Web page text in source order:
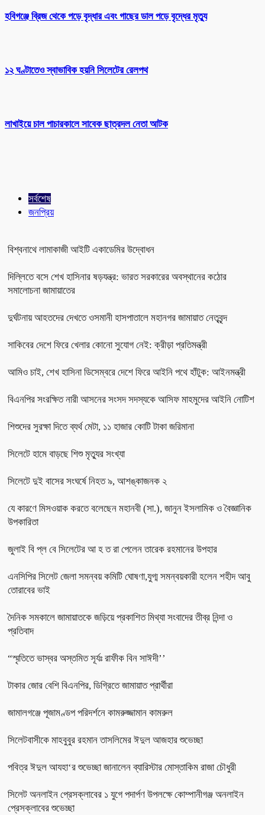
হবিগঞ্জে ব্রিজ থেকে পড়ে বৃদ্ধার এবং গাছের ডাল পড়ে বৃদ্ধের মৃত্যু
১২ ঘণ্টাতেও স্বাভাবিক হয়নি সিলেটের রেলপথ
লাখাইয়ে চাল পাচারকালে সাবেক ছাত্রদল নেতা আটক
সর্বশেষ
জনপ্রিয়
বিশ্বনাথে লামাকাজী আইটি একাডেমির উদ্বোধন
দিল্লিতে বসে শেখ হাসিনার ষড়যন্ত্র: ভারত সরকারের অবস্থানের কঠোর
সমালোচনা জামায়াতের
দুর্ঘটনায় আহতদের দেখতে ওসমানী হাসপাতালে মহানগর জামায়াত নেতৃবৃন্দ
সাকিবের দেশে ফিরে খেলার কোনো সুযোগ নেই: ক্রীড়া প্রতিমন্ত্রী
আমিও চাই, শেখ হাসিনা ডিসেম্বরে দেশে ফিরে আইনি পথে হাঁটুক: আইনমন্ত্রী
বিএনপির সংরক্ষিত নারী আসনের সংসদ সদস্যকে আসিফ মাহমুদের আইনি নোটিশ
শিশুদের সুরক্ষা দিতে ব্যর্থ মেটা, ১১ হাজার কোটি টাকা জরিমানা
সিলেটে হামে বাড়ছে শিশু মৃত্যুর সংখ্যা
সিলেটে দুই বাসের সংঘর্ষে নিহত ৯, আশঙ্কাজনক ২
যে কারণে মিসওয়াক করতে বলেছেন মহানবী (সা.), জানুন ইসলামিক ও বৈজ্ঞানিক
উপকারিতা
জুলাই বি প্ল বে সিলেটের আ হ ত রা পেলেন তারেক রহমানের উপহার
এনসিপির সিলেট জেলা সমন্বয় কমিটি ঘোষণা,যুগ্ম সমন্বয়কারী হলেন শহীদ আবু
তোরাবের ভাই
দৈনিক সমকালে জামায়াতকে জড়িয়ে প্রকাশিত মিথ্যা সংবাদের তীব্র নিন্দা ও
প্রতিবাদ
“স্মৃতিতে ভাস্বর অস্তমিত সূর্যঃ রাফীক বিন সাঈদী’’
টাকার জোর বেশি বিএনপির, ডিগ্রিতে জামায়াত প্রার্থীরা
জামালগঞ্জে পূজামণ্ডপ পরিদর্শনে কামরুজ্জামান কামরুল
সিলেটবাসীকে মাহবুবুর রহমান তাসলিমের ঈদুল আজহার শুভেচ্ছা
পবিত্র ঈদুল আযহা‘র শুভেচ্ছা জানালেন ব্যারিস্টার মোস্তাকিম রাজা চৌধুরী
সিলেট অনলাইন প্রেসক্লাবের ১ যুগে পদার্পণ উপলক্ষে কোম্পানীগঞ্জ অনলাইন
প্রেসক্লাবের শুভেচ্ছা